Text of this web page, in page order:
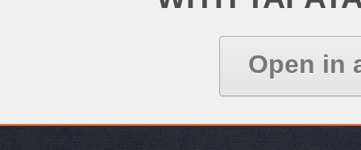
Open in